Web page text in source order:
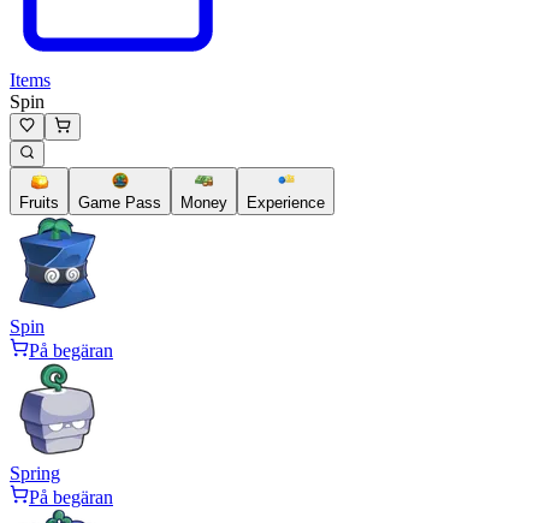
Items
Spin
Fruits Game Pass Money Experience
Spin
På begäran
Spring
På begäran